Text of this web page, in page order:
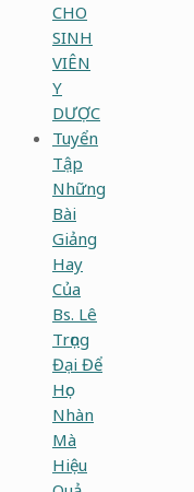
CHO
SINH
VIÊN
Y
DƯỢC
Tuyển
Tập
Những
Bài
Giảng
Hay
Của
Bs. Lê
Trọng
Đại Để
Học
Nhàn
Mà
Hiệu